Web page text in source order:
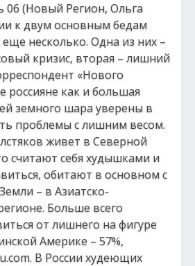
06 (Новый Регион, Ольга
к двум основным бедам
несколько. Одна из них –
кризис, вторая – лишний
«Нового
россияне как и большая
земного шара уверены в
проблемы с лишним весом.
живет в Северной
считают себя худышками и
обитают в основном с
– в Азиатско-
Больше всего
от лишнего на фигуре
Америке – 57%,
В России худеющих